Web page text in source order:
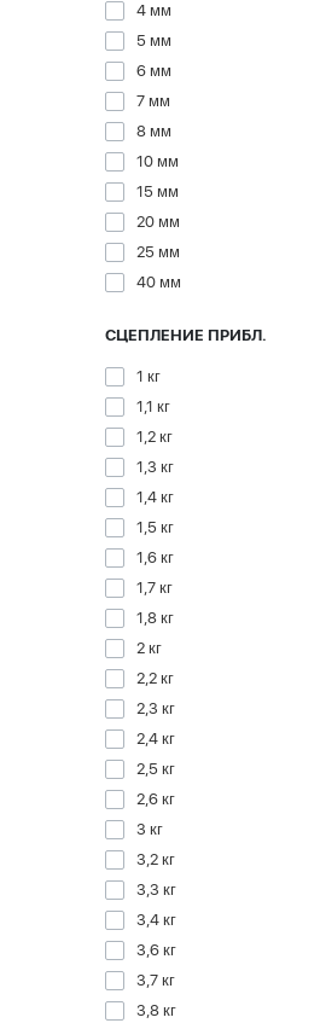
4 мм
5 мм
6 мм
7 мм
8 мм
10 мм
15 мм
20 мм
25 мм
40 мм
СЦЕПЛЕНИЕ ПРИБЛ.
1 кг
1,1 кг
1,2 кг
1,3 кг
1,4 кг
1,5 кг
1,6 кг
1,7 кг
1,8 кг
2 кг
2,2 кг
2,3 кг
2,4 кг
2,5 кг
2,6 кг
3 кг
3,2 кг
3,3 кг
3,4 кг
3,6 кг
3,7 кг
3,8 кг